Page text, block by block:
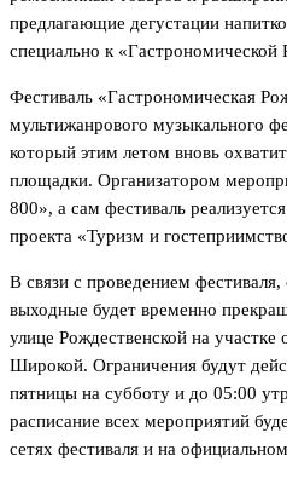
предлагающие дегустации
специально к «Гастрономической
Фестиваль «Гастрономическая
мультижанрового музыкального
который этим летом вновь
площадки. Организатором
800», а сам фестиваль
проекта «Туризм и
В связи с проведением
выходные будет временно
улице Рождественской на
Широкой. Ограничения будут
пятницы на субботу и до 05:00
расписание всех мероприятий
сетях фестиваля и на